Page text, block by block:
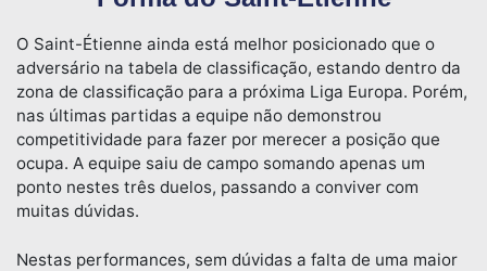
O Saint-Étienne ainda está melhor posicionado que o
adversário na tabela de classificação, estando dentro da
zona de classificação para a próxima Liga Europa. Porém,
nas últimas partidas a equipe não demonstrou
competitividade para fazer por merecer a posição que
ocupa. A equipe saiu de campo somando apenas um
ponto nestes três duelos, passando a conviver com
muitas dúvidas.
Nestas performances, sem dúvidas a falta de uma maior